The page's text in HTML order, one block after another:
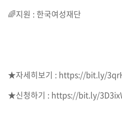
🌈지원 : 한국여성재단
★자세히보기 : https://bit.ly/
★신청하기 : https://bit.ly/